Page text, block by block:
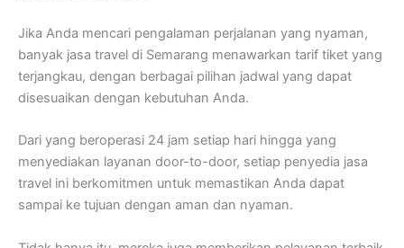
Jika Anda mencari pengalaman perjalanan yang nyaman,
banyak jasa travel di Semarang menawarkan tarif tiket yang
terjangkau, dengan berbagai pilihan jadwal yang dapat
disesuaikan dengan kebutuhan Anda.
Dari yang beroperasi 24 jam setiap hari hingga yang
menyediakan layanan door-to-door, setiap penyedia jasa
travel ini berkomitmen untuk memastikan Anda dapat
sampai ke tujuan dengan aman dan nyaman.